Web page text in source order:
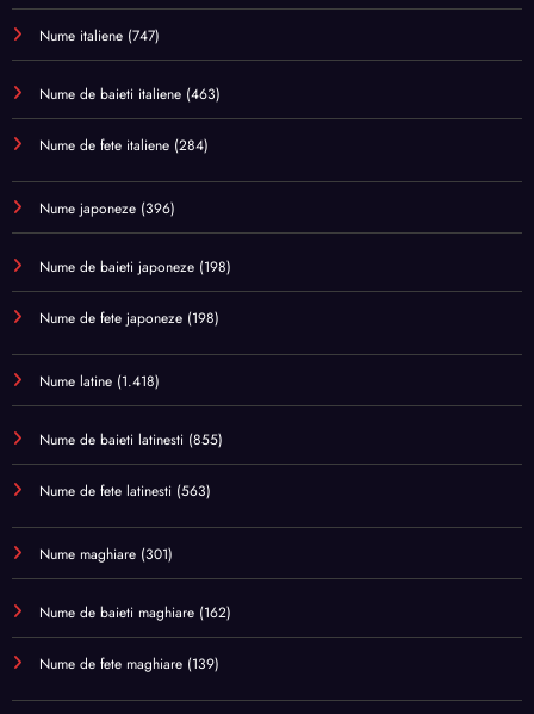
Nume italiene (747)
Nume de baieti italiene (463)
Nume de fete italiene (284)
Nume japoneze (396)
Nume de baieti japoneze (198)
Nume de fete japoneze (198)
Nume latine (1.418)
Nume de baieti latinesti (855)
Nume de fete latinesti (563)
Nume maghiare (301)
Nume de baieti maghiare (162)
Nume de fete maghiare (139)